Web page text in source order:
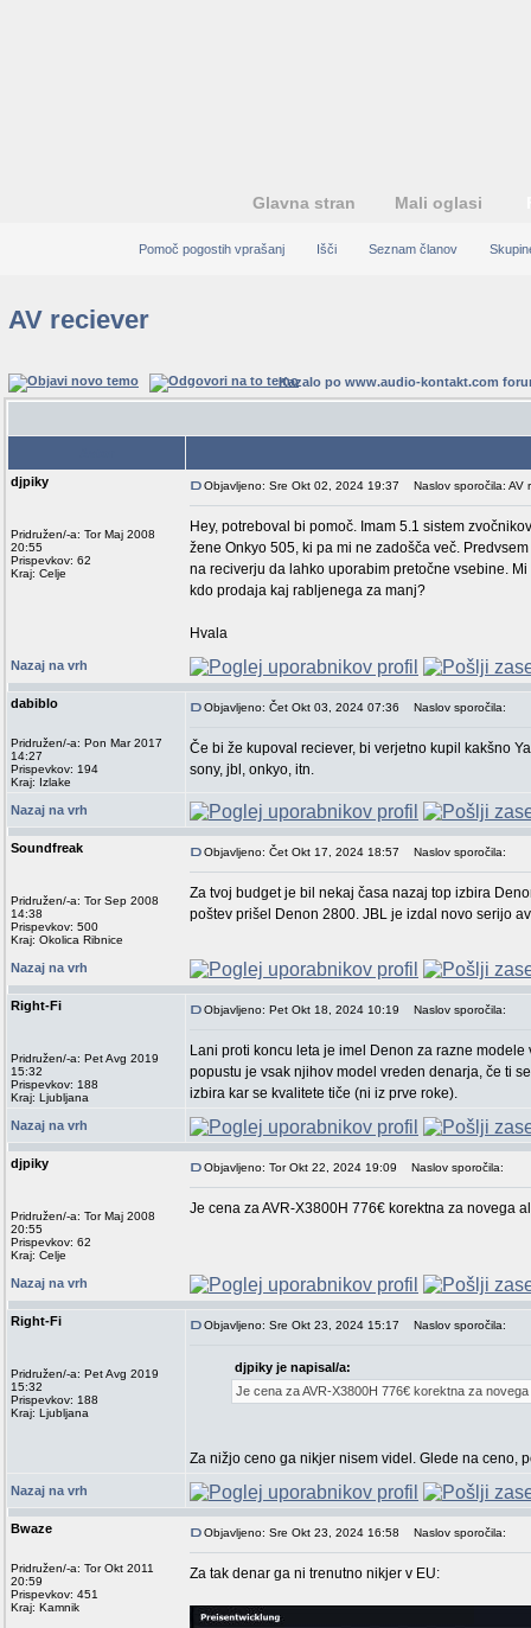
Glavna stran Mali oglasi
Pomoč pogostih vprašanj Išči Seznam članov
AV reciever
Kazalo po www.audio-kontakt.com
djpiky
Pridružen/-a: Tor Maj 2008
20:55
Prispevkov: 62
Kraj: Celje
Objavljeno: Sre Okt 02, 2024 19:37 Naslov sporočila: AV
Hey, potreboval bi pomoč. Imam 5.1 sistem
žene Onkyo 505, ki pa mi ne zadošča več.
na reciverju da lahko uporabim pretočne vsebine.
kdo prodaja kaj rabljenega za manj?
Hvala
Nazaj na vrh
dabiblo
Pridružen/-a: Pon Mar 2017
14:27
Prispevkov: 194
Kraj: Izlake
Objavljeno: Čet Okt 03, 2024 07:36 Naslov sporočila:
Če bi že kupoval reciever, bi verjetno kupil kakšno
sony, jbl, onkyo, itn.
Nazaj na vrh
Soundfreak
Pridružen/-a: Tor Sep 2008
14:38
Prispevkov: 500
Kraj: Okolica Ribnice
Objavljeno: Čet Okt 17, 2024 18:57 Naslov sporočila:
Za tvoj budget je bil nekaj časa nazaj top izbira
poštev prišel Denon 2800. JBL je izdal novo serijo
Nazaj na vrh
Right-Fi
Pridružen/-a: Pet Avg 2019
15:32
Prispevkov: 188
Kraj: Ljubljana
Objavljeno: Pet Okt 18, 2024 10:19 Naslov sporočila:
Lani proti koncu leta je imel Denon za razne
popustu je vsak njihov model vreden denarja, če ti
izbira kar se kvalitete tiče (ni iz prve roke).
Nazaj na vrh
djpiky
Pridružen/-a: Tor Maj 2008
20:55
Prispevkov: 62
Kraj: Celje
Objavljeno: Tor Okt 22, 2024 19:09 Naslov sporočila:
Je cena za AVR-X3800H 776€ korektna za novega
Nazaj na vrh
Right-Fi
Pridružen/-a: Pet Avg 2019
15:32
Prispevkov: 188
Kraj: Ljubljana
Objavljeno: Sre Okt 23, 2024 15:17 Naslov sporočila:
djpiky je napisal/a:
Je cena za AVR-X3800H 776€ korektna za
Za nižjo ceno ga nikjer nisem videl. Glede na ceno,
Nazaj na vrh
Bwaze
Pridružen/-a: Tor Okt 2011
20:59
Prispevkov: 451
Kraj: Kamnik
Objavljeno: Sre Okt 23, 2024 16:58 Naslov sporočila:
Za tak denar ga ni trenutno nikjer v EU: